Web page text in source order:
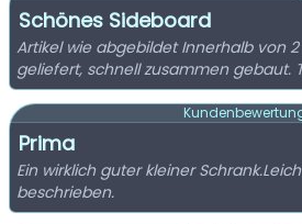
Schönes Sideboard
Artikel wie abgebildet Innerhalb von
geliefert, schnell zusammen gebaut.
Prima
Ein wirklich guter kleiner
beschrieben.